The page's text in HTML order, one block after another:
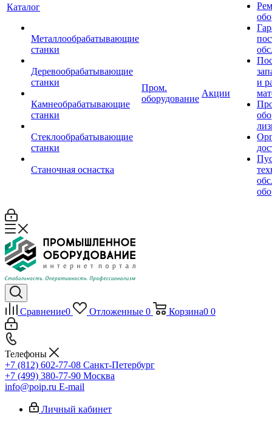
Каталог
Металлообрабатывающие
станки
Деревообрабатывающие
станки
Камнеобрабатывающие
станки
Стеклообрабатывающие
станки
Станочная оснастка
Пром.
оборудование
Акции
и
Сравнение0 Отложенные 0 Корзина0 0
Телефоны
+7 (812) 602-77-08 Санкт-Петербург
+7 (499) 380-77-90 Москва
info@poip.ru E-mail
Личный кабинет